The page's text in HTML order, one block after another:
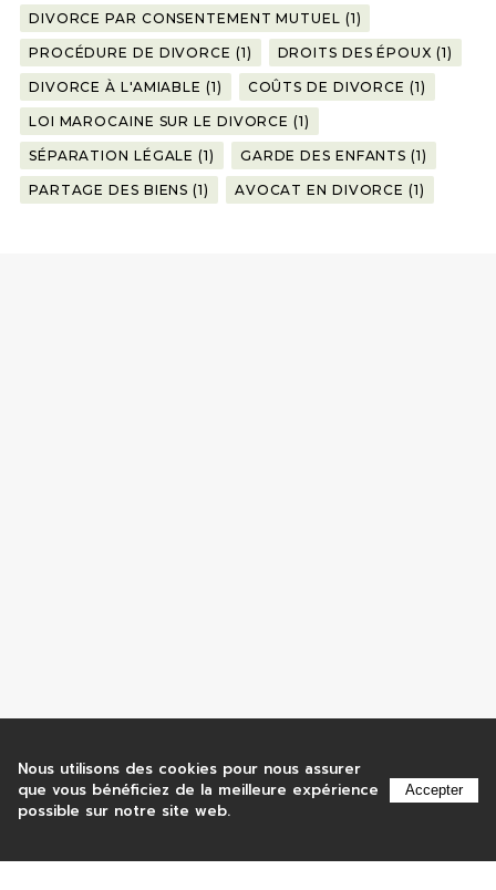
DIVORCE PAR CONSENTEMENT MUTUEL (1)
PROCÉDURE DE DIVORCE (1) DROITS DES ÉPOUX (1)
DIVORCE À L'AMIABLE (1) COÛTS DE DIVORCE (1)
LOI MAROCAINE SUR LE DIVORCE (1)
SÉPARATION LÉGALE (1) GARDE DES ENFANTS (1)
PARTAGE DES BIENS (1) AVOCAT EN DIVORCE (1)
Nous utilisons des cookies pour nous assurer
que vous bénéficiez de la meilleure expérience
possible sur notre site web.
Accepter